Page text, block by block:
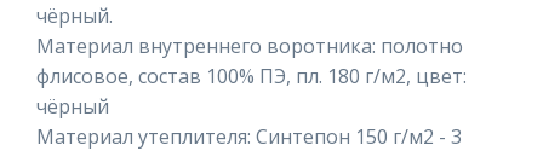
чёрный.
Материал внутреннего воротника: полотно
флисовое, состав 100% ПЭ, пл. 180 г/м2, цвет:
чёрный
Материал утеплителя: Синтепон 150 г/м2 - 3